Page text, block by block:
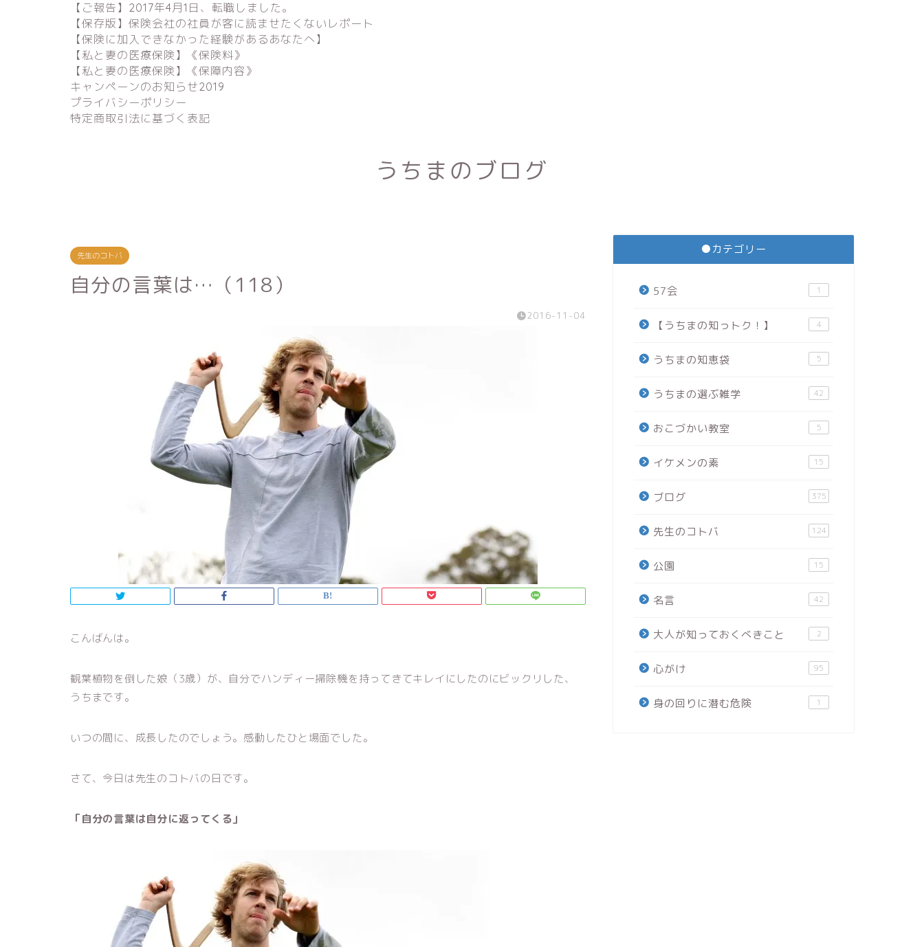
【ご報告】2017年4月1日、転職しました。
【保存版】保険会社の社員が客に読ませたくないレポート
【保険に加入できなかった経験があるあなたへ】
【私と妻の医療保険】《保険料》
【私と妻の医療保険】《保障内容》
キャンペーンのお知らせ2019
プライバシーポリシー
特定商取引法に基づく表記
うちまのブログ
先生のコトバ
自分の言葉は…（118）
2016-11-04
こんばんは。
観葉植物を倒した娘（3歳）が、自分でハンディー掃除機を持ってきてキレイにしたのにビックリした、
うちまです。
いつの間に、成長したのでしょう。感動したひと場面でした。
さて、今日は先生のコトバの日です。
「自分の言葉は自分に返ってくる」
●カテゴリー
57会 1
【うちまの知っトク！】 4
うちまの知恵袋 5
うちまの選ぶ雑学 42
おこづかい教室 5
イケメンの素 15
ブログ 375
先生のコトバ 124
公園 15
名言 42
大人が知っておくべきこと 2
心がけ 95
身の回りに潜む危険 1